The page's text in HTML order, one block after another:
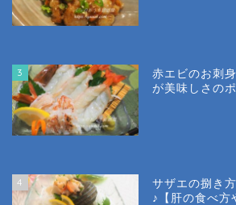
3
赤エビのお刺
が美味しさの
4
サザエの捌き
♪【肝の食べ方